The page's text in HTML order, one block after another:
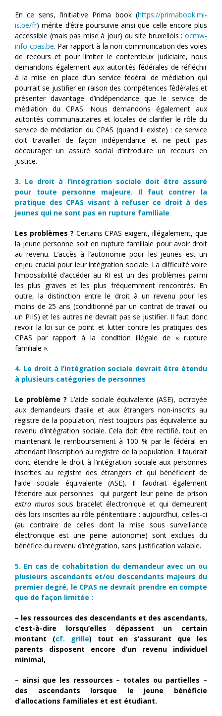
En ce sens, l’initiative Prima book (https://primabook.mi-
is.be/fr) mérite d’être poursuivie ainsi que celle encore plus
accessible (mais pas mise à jour) du site bruxellois : ocmw-
info-cpas.be. Par rapport à la non-communication des voies
de recours et pour limiter le contentieux judiciaire, nous
demandons également aux autorités fédérales de réfléchir
à la mise en place d’un service fédéral de médiation qui
pourrait se justifier en raison des compétences fédérales et
présenter davantage d’indépendance que le service de
médiation du CPAS. Nous demandons également aux
autorités communautaires et locales de clarifier le rôle du
service de médiation du CPAS (quand il existe) : ce service
doit travailler de façon indépendante et ne peut pas
décourager un assuré social d’introduire un recours en
justice.
3. Le droit à l’intégration sociale doit être assuré
pour toute personne majeure. Il faut contrer la
pratique des CPAS visant à refuser ce droit à des
jeunes qui ne sont pas en rupture familiale
Les problèmes ? Certains CPAS exigent, illégalement, que
la jeune personne soit en rupture familiale pour avoir droit
au revenu. L’accès à l’autonomie pour les jeunes est un
enjeu crucial pour leur intégration sociale. La difficulté voire
l’impossibilité d’accéder au RI est un des problèmes parmi
les plus graves et les plus fréquemment rencontrés. En
outre, la distinction entre le droit à un revenu pour les
moins de 25 ans (conditionné par un contrat de travail ou
un PIIS) et les autres ne devrait pas se justifier. Il faut donc
revoir la loi sur ce point et lutter contre les pratiques des
CPAS par rapport à la condition illégale de « rupture
familiale ».
4. Le droit à l’intégration sociale devrait être étendu
à plusieurs catégories de personnes
Le problème ? L’aide sociale équivalente (ASE), octroyée
aux demandeurs d’asile et aux étrangers non-inscrits au
registre de la population, n’est toujours pas équivalente au
revenu d’intégration sociale. Cela doit être rectifié, tout en
maintenant le remboursement à 100 % par le fédéral en
attendant l’inscription au registre de la population. Il faudrait
donc étendre le droit à l’intégration sociale aux personnes
inscrites au registre des étrangers et qui bénéficient de
l’aide sociale équivalente (ASE). Il faudrait également
l’étendre aux personnes qui purgent leur peine de prison
extra muros sous bracelet électronique et qui demeurent
dès lors inscrites au rôle pénitentiaire : aujourd’hui, celles-ci
(au contraire de celles dont la mise sous surveillance
électronique est une peine autonome) sont exclues du
bénéfice du revenu d’intégration, sans justification valable.
5. En cas de cohabitation du demandeur avec un ou
plusieurs ascendants et/ou descendants majeurs du
premier degré, le CPAS ne devrait prendre en compte
que de façon limitée :
– les ressources des descendants et des ascendants,
c’est-à-dire lorsqu’elles dépassent un certain
montant (cf. grille) tout en s’assurant que les
parents disposent encore d’un revenu individuel
minimal,
– ainsi que les ressources – totales ou partielles –
des ascendants lorsque le jeune bénéficie
d’allocations familiales et est étudiant.